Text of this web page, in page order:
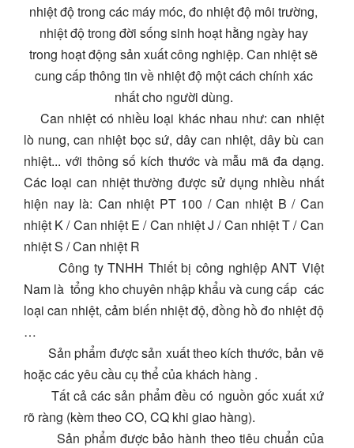
nhiệt độ trong các máy móc, đo nhiệt độ môi trường,
nhiệt độ trong đời sống sinh hoạt hằng ngày hay
trong hoạt động sản xuất công nghiệp. Can nhiệt sẽ
cung cấp thông tin về nhiệt độ một cách chính xác
nhất cho người dùng.
Can nhiệt có nhiều loại khác nhau như: can nhiệt
lò nung, can nhiệt bọc sứ, dây can nhiệt, dây bù can
nhiệt... với thông số kích thước và mẫu mã đa dạng.
Các loại can nhiệt thường được sử dụng nhiều nhất
hiện nay là: Can nhiệt PT 100 / Can nhiệt B / Can
nhiệt K / Can nhiệt E / Can nhiệt J / Can nhiệt T / Can
nhiệt S / Can nhiệt R
Công ty TNHH Thiết bị công nghiệp ANT Việt
Nam là tổng kho chuyên nhập khẩu và cung cấp các
loại can nhiệt, cảm biến nhiệt độ, đồng hồ đo nhiệt độ
…
Sản phẩm được sản xuất theo kích thước, bản vẽ
hoặc các yêu cầu cụ thể của khách hàng .
Tất cả các sản phẩm đều có nguồn gốc xuất xứ
rõ ràng (kèm theo CO, CQ khi giao hàng).
Sản phẩm được bảo hành theo tiêu chuẩn của